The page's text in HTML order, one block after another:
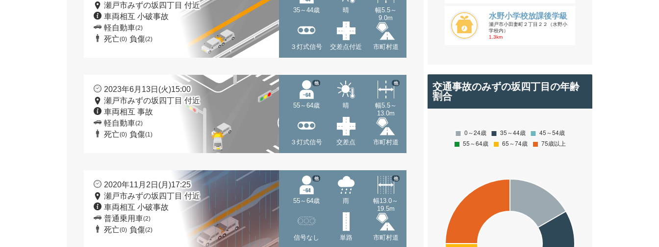
瀬戸市みずの坂四丁目 付近
車両相互 小破事故
軽自動車(2)
死亡(0) 負傷(2)
35～44歳 晴
幅5.5～
9.0m
３灯式信号 交差点付近 市町村道
2023年6月13日(火)15:00
瀬戸市みずの坂四丁目 付近
車両相互 事故
軽自動車(2)
死亡(0) 負傷(1)
55～64歳
他
晴
幅5.5～
13.0m
他
３灯式信号 交差点 市町村道
2020年11月2日(月)17:25
瀬戸市みずの坂四丁目 付近
車両相互 小破事故
普通乗用車(2)
死亡(0) 負傷(2)
55～64歳
他
雨
幅13.0～
19.5m
他
信号なし 単路 市町村道
水野小学校放課後学級
瀬戸市小田妻町２丁目２２（水野小
学校内）
1.3km
交通事故のみずの坂四丁目の年齢
割合